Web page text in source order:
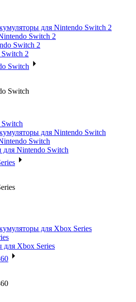
для Nintendo Switch 2
Switch 2
Switch 2
2
Switch
Switch
для Nintendo Switch
Switch
для Nintendo Switch
для Xbox Series
Xbox Series